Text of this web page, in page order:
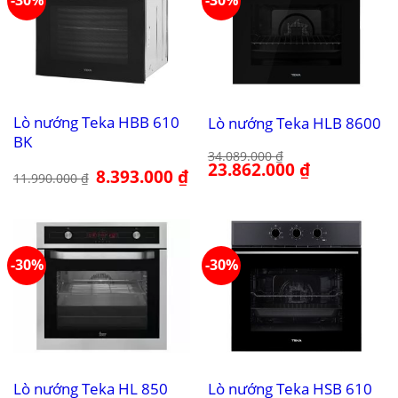
Lò nướng Teka HBB 610
BK
11.990.000₫ Giá
gốc
8.393.000₫Giá
hiện
8.393.000 ₫.
Lò nướng Teka HLB 8600
34.089.000₫
Giá
gốc
23.862.000₫Giá
hiện
-30%
Lò nướng Teka HL 850
-30%
Lò nướng Teka HSB 610